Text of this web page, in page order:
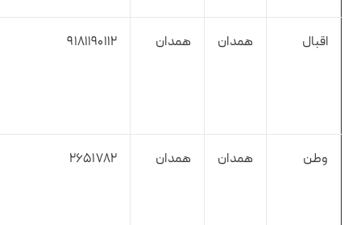
اقبال همدان همدان 9181190112
وطن همدان همدان 2651782